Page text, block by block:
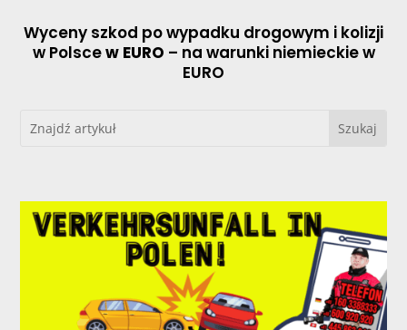
Wyceny szkod po wypadku drogowym i kolizji
w Polscew EURO – na warunki niemieckie w
EURO